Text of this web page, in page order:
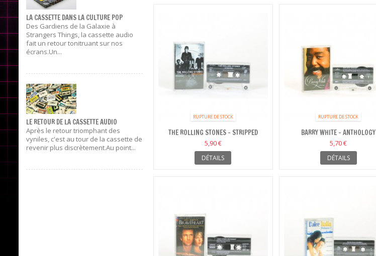
RUPTURE DE STOCK
THE ROLLING STONES - STRIPPED
5,90 €
DÉTAILS
RUPTURE DE STOCK
BARRY WHITE - ANTHOLOGY
5,70 €
DÉTAILS
LA CASSETTE DANS LA CULTURE POP
Des Gardiens de la Galaxie à
Strangers Things, la cassette audio
fait un retour tonitruant sur nos
écrans.Un...
LE RETOUR DE LA CASSETTE AUDIO
Après le retour triomphant des
vyniles, c'est au tour de la cassette de
revenir plus discrètement.Au point...